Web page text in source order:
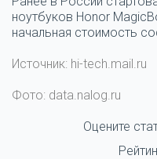
ноутбуков Honor
начальная стоимость
Источник: hi-tech.mail.ru
Фото: data.nalog.ru
Оцените